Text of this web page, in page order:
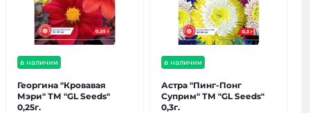
в наличии
Георгина "Кровавая
Мэри" ТМ "GL Seeds"
0,25г.
в наличии
Астра "Пинг-Понг
Суприм" ТМ "GL Seeds"
0,3г.